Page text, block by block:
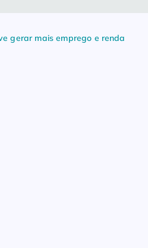
gerar mais emprego e renda